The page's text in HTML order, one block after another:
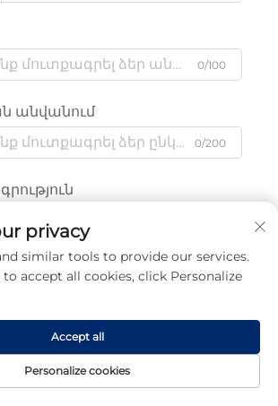
0/100
անվանում
0/200
0/1000
Ուղարկել
privacy
similar tools to provide our services.
accept all cookies, click Personalize
Personalize cookies
Accept all